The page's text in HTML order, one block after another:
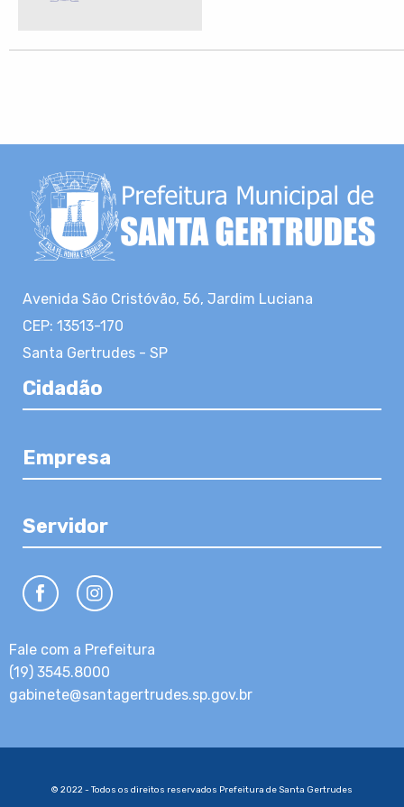
Avenida São Cristóvão, 56, Jardim Luciana
CEP: 13513-170
Santa Gertrudes - SP
Cidadão
Empresa
Servidor
Fale com a Prefeitura
(19) 3545.8000
gabinete@santagertrudes.sp.gov.br
© 2022 - Todos os direitos reservados Prefeitura de Santa Gertrudes